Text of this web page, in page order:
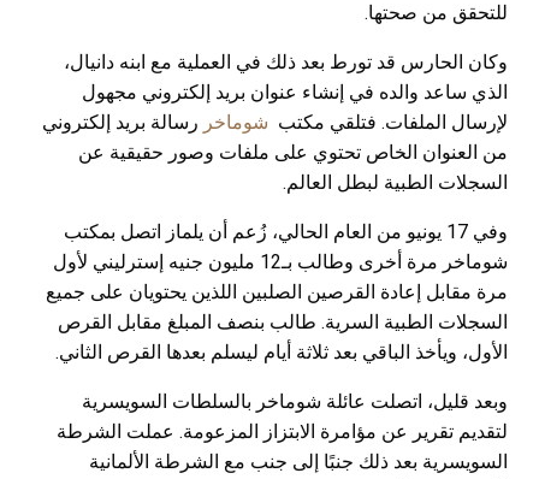
للتحقق من صحتها.
وكان الحارس قد تورط بعد ذلك في العملية مع ابنه دانيال،
الذي ساعد والده في إنشاء عنوان بريد إلكتروني مجهول
لإرسال الملفات. فتلقي مكتب شوماخر رسالة بريد إلكتروني
من العنوان الخاص تحتوي على ملفات وصور حقيقية عن
السجلات الطبية لبطل العالم.
وفي 17 يونيو من العام الحالي، زُعم أن يلماز اتصل بمكتب
شوماخر مرة أخرى وطالب بـ12 مليون جنيه إسترليني لأول
مرة مقابل إعادة القرصين الصلبين اللذين يحتويان على جميع
السجلات الطبية السرية. طالب بنصف المبلغ مقابل القرص
الأول، ويأخذ الباقي بعد ثلاثة أيام ليسلم بعدها القرص الثاني.
وبعد قليل، اتصلت عائلة شوماخر بالسلطات السويسرية
لتقديم تقرير عن مؤامرة الابتزاز المزعومة. عملت الشرطة
السويسرية بعد ذلك جنبًا إلى جنب مع الشرطة الألمانية